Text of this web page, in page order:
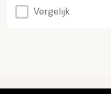
Vergelijk